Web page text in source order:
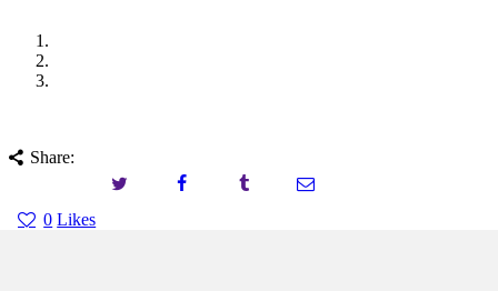
Share:
0 Likes